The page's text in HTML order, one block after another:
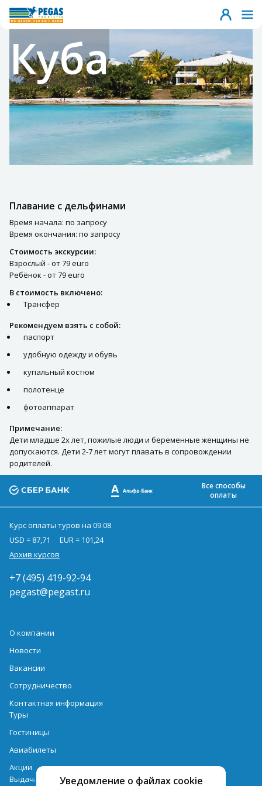
Куба
Плавание с дельфинами
Время начала: по запросу
Время окончания: по запросу
Стоимость экскурсии:
Взрослый - от 79 euro
Ребёнок - от 79 euro
В стоимость включено:
Трансфер
Рекомендуем взять с собой:
паспорт
удобную одежду и обувь
купальный костюм
полотенце
фотоаппарат
Примечание:
Дети младше 2х лет, пожилые люди и беременные женщины не
допускаются. Дети 2-7 лет могут плавать в сопровождении
родителей.
Уведомление о файлах cookie
Все способы
оплаты
Курс оплаты туров на 09.08
USD = 87,71
EUR = 101,24
Архив курсов
+7 (495) 419-92-94
pegast@pegast.ru
О компании
Новости
Вакансии
Сотрудничество
Контактная информация
Туры
Гостиницы
Авиабилеты
Акции
Выдача документов